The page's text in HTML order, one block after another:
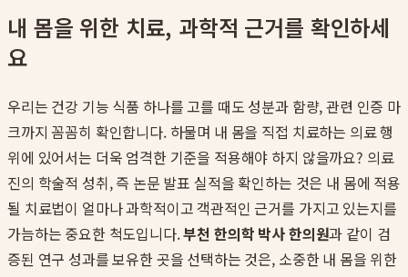
내 몸을 위한 치료, 과학적 근거를 확인하세
요
우리는 건강 기능 식품 하나를 고를 때도 성분과 함량, 관련 인증 마
크까지 꼼꼼히 확인합니다. 하물며 내 몸을 직접 치료하는 의료 행
위에 있어서는 더욱 엄격한 기준을 적용해야 하지 않을까요? 의료
진의 학술적 성취, 즉 논문 발표 실적을 확인하는 것은 내 몸에 적용
될 치료법이 얼마나 과학적이고 객관적인 근거를 가지고 있는지를
가늠하는 중요한 척도입니다.부천 한의학 박사 한의원과 같이 검
증된 연구 성과를 보유한 곳을 선택하는 것은, 소중한 내 몸을 위한